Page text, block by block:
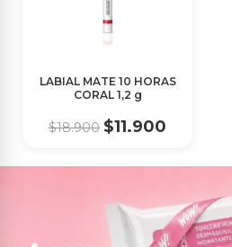
LABIAL MATE 10 HORAS
CORAL 1,2 g
$18.900 $11.900